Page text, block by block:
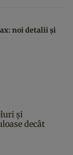
noi detalii și
și
decât